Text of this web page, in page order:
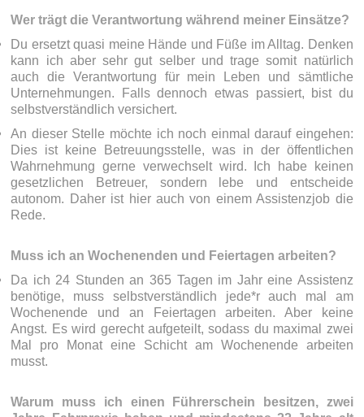
Wer trägt die Verantwortung während meiner Einsätze?
Du ersetzt quasi meine Hände und Füße im Alltag. Denken
kann ich aber sehr gut selber und trage somit natürlich
auch die Verantwortung für mein Leben und sämtliche
Unternehmungen. Falls dennoch etwas passiert, bist du
selbstverständlich versichert.
An dieser Stelle möchte ich noch einmal darauf eingehen:
Dies ist keine Betreuungsstelle, was in der öffentlichen
Wahrnehmung gerne verwechselt wird. Ich habe keinen
gesetzlichen Betreuer, sondern lebe und entscheide
autonom. Daher ist hier auch von einem Assistenzjob die
Rede.
Muss ich an Wochenenden und Feiertagen arbeiten?
Da ich 24 Stunden an 365 Tagen im Jahr eine Assistenz
benötige, muss selbstverständlich jede*r auch mal am
Wochenende und an Feiertagen arbeiten. Aber keine
Angst. Es wird gerecht aufgeteilt, sodass du maximal zwei
Mal pro Monat eine Schicht am Wochenende arbeiten
musst.
Warum muss ich einen Führerschein besitzen, zwei